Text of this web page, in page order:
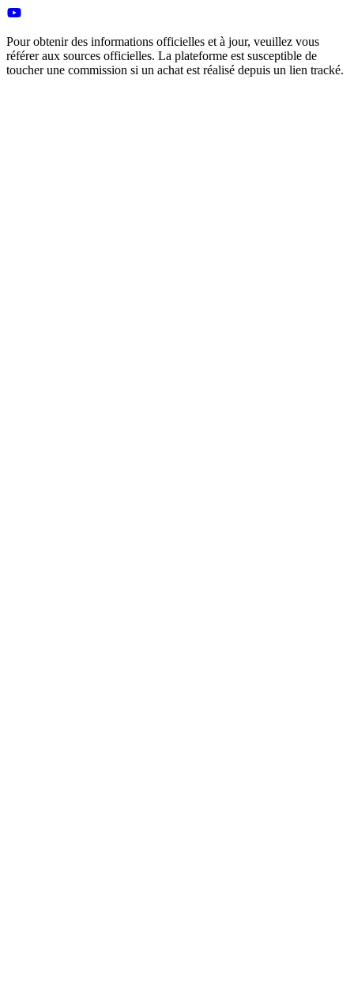
Pour obtenir des informations officielles et à jour, veuillez vous
référer aux sources officielles. La plateforme est susceptible de
toucher une commission si un achat est réalisé depuis un lien tracké.